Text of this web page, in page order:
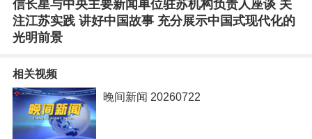
信长星与中央主要新闻单位驻苏机构负责人座谈 关
注江苏实践 讲好中国故事 充分展示中国式现代化的
光明前景
相关视频
晚间新闻 20260722